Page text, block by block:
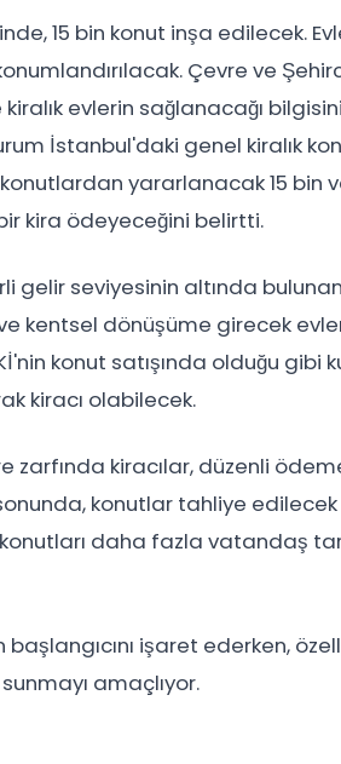
15 bin konut inşa edilecek.
Çevre ve
evlerin sağlanacağı
İstanbul'daki genel kiralık
yararlanacak 15 bin
kira ödeyeceğini belirtti.
gelir seviyesinin altında
kentsel dönüşüme girecek
konut satışında olduğu gibi
kiracı olabilecek.
zarfında kiracılar, düzenli
konutlar tahliye
konutları daha fazla vatandaş
işaret ederken,
amaçlıyor.